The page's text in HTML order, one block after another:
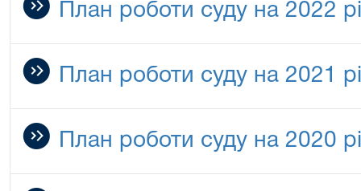
План роботи суду на 2022
План роботи суду на 2021
План роботи суду на 2020